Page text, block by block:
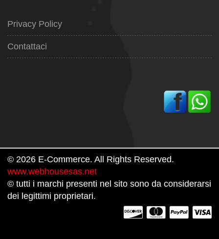
Privacy Policy
Contattaci
© 2026 E-Commerce. All Rights Reserved.
www.webhousesas.net
© tutti i marchi presenti nel sito sono da considerarsi
dei legittimi proprietari.